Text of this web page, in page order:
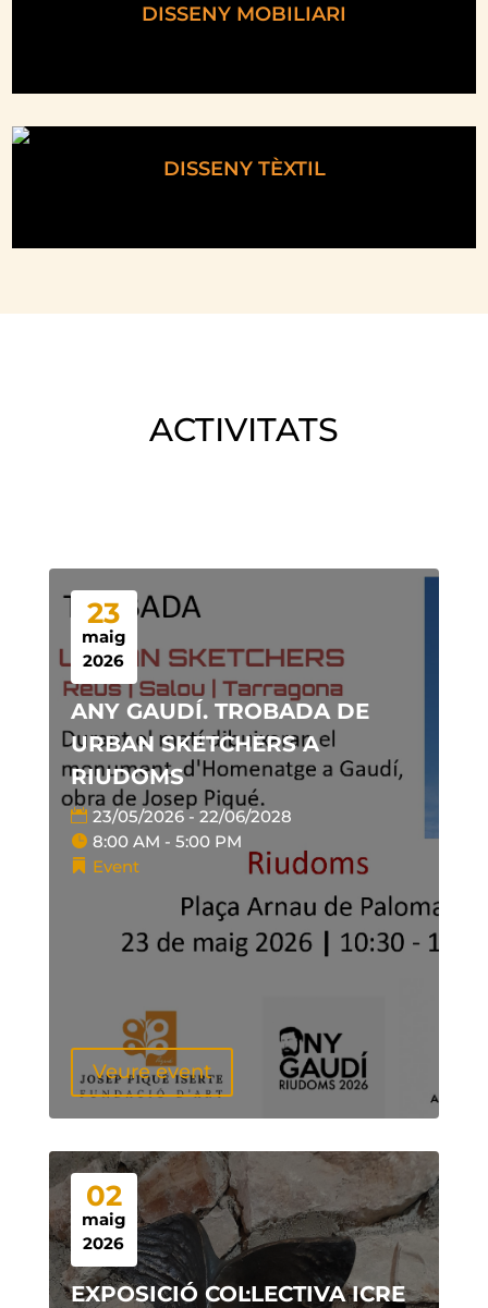
DISSENY MOBILIARI
DISSENY TÈXTIL
ACTIVITATS
23
maig
2026
ANY GAUDÍ. TROBADA DE
URBAN SKETCHERS A
RIUDOMS
23/05/2026 - 22/06/2028
8:00 AM - 5:00 PM
Event
Veure event
02
maig
2026
EXPOSICIÓ COL·LECTIVA ICRE